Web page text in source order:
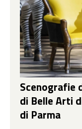
Scenografie
di Belle Arti
di Parma